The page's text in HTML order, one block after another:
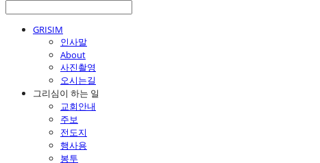
GRISIM
인사말
About
사진촬영
오시는길
그리심이 하는 일
교회안내
주보
전도지
행사용
봉투